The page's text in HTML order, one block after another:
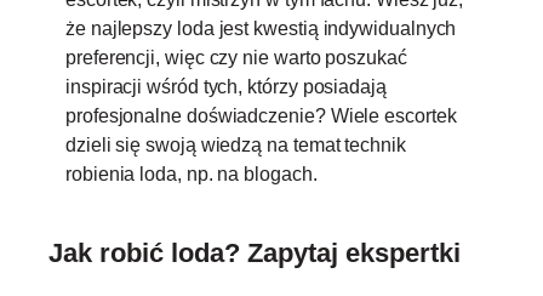
że najlepszy loda jest kwestią indywidualnych
preferencji, więc czy nie warto poszukać
inspiracji wśród tych, którzy posiadają
profesjonalne doświadczenie? Wiele escortek
dzieli się swoją wiedzą na temat technik
robienia loda, np. na blogach.
Jak robić loda? Zapytaj ekspertki